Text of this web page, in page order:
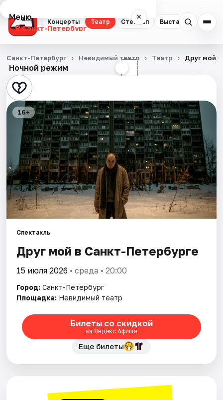
Концерты Театр Стендап Выставки
Меню ×
Санкт-Петербург
Концерты
Театр
Стендап
Выставки
Квесты
Экскурсии
Спорт
События
Города
Площадки
Артисты
Рейтинги
Ночной режим ☾
Санкт-Петербург Невидимый театр Театр Друг мой
16+
Спектакль
Друг мой в Санкт-Петербурге
15 июля 2026 • среда • 20:00
Город: Санкт-Петербург
Площадка: Невидимый театр
Билеты со скидкой
на Яндекс Афише
Еще билеты